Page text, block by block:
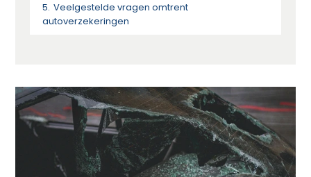
Veelgestelde vragen omtrent
autoverzekeringen